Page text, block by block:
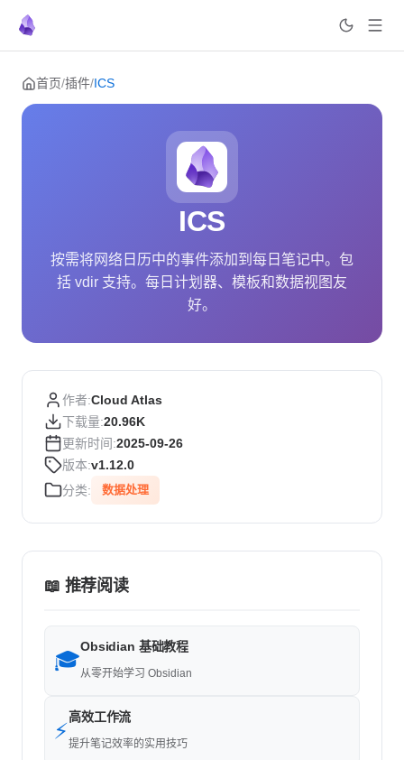
Skip to content
首页/插件/ICS
ICS
按需将网络日历中的事件添加到每日笔记中。包
括 vdir 支持。每日计划器、模板和数据视图友
好。
作者:Cloud Atlas
下载量:20.96K
更新时间:2025-09-26
版本:v1.12.0
分类:
数据处理
📖 推荐阅读
🎓
Obsidian 基础教程
从零开始学习 Obsidian
⚡
高效工作流
提升笔记效率的实用技巧